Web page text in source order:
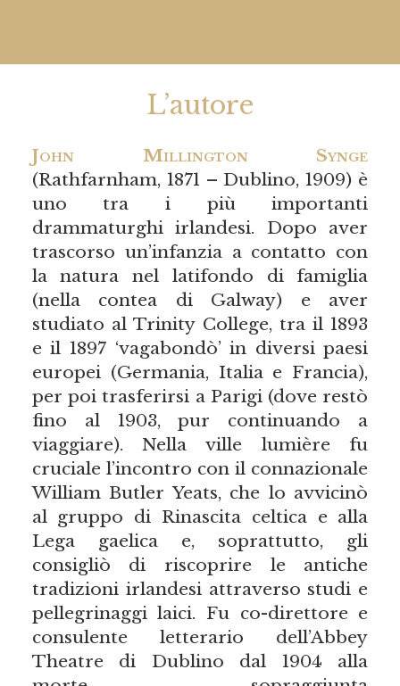
L’autore
John Millington Synge
(Rathfarnham, 1871 – Dublino, 1909) è
uno tra i più importanti
drammaturghi irlandesi. Dopo aver
trascorso un’infanzia a contatto con
la natura nel latifondo di famiglia
(nella contea di Galway) e aver
studiato al Trinity College, tra il 1893
e il 1897 ‘vagabondò’ in diversi paesi
europei (Germania, Italia e Francia),
per poi trasferirsi a Parigi (dove restò
fino al 1903, pur continuando a
viaggiare). Nella ville lumière fu
cruciale l’incontro con il connazionale
William Butler Yeats, che lo avvicinò
al gruppo di Rinascita celtica e alla
Lega gaelica e, soprattutto, gli
consigliò di riscoprire le antiche
tradizioni irlandesi attraverso studi e
pellegrinaggi laici. Fu co-direttore e
consulente letterario dell’Abbey
Theatre di Dublino dal 1904 alla